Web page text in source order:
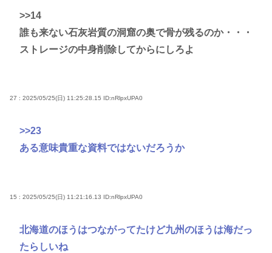
>>14
誰も来ない石灰岩質の洞窟の奥で骨が残るのか・・・
ストレージの中身削除してからにしろよ
27 : 2025/05/25(日) 11:25:28.15 ID:nRlpxUPA0
>>23
ある意味貴重な資料ではないだろうか
15 : 2025/05/25(日) 11:21:16.13 ID:nRlpxUPA0
北海道のほうはつながってたけど九州のほうは海だっ
たらしいね